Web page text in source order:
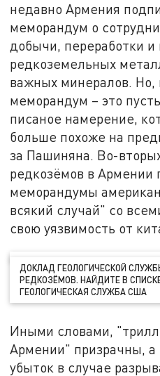
недавно Армения
меморандум о
добычи, переработки и
редкоземельных
важных минералов. Но,
меморандум – это
писаное намерение,
больше похоже на
за Пашиняна. Во-
редкозёмов в Армении
меморандумы
всякий случай" со
свою уязвимость от
ДОКЛАД ГЕОЛОГИЧЕСКОЙ
РЕДКОЗЁМОВ. НАЙДИТЕ В
ГЕОЛОГИЧЕСКАЯ СЛУЖБА США
Иными словами,
Армении" призрачны,
убыток в случае